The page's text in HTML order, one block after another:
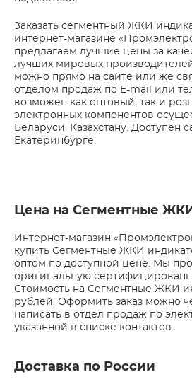
Заказать сегментный ЖКИ
интернет-магазине
предлагаем лучшие цены за
лучших мировых
можно прямо на сайте или же
отделом продаж по E-mail или
возможен как оптовый, так и
электронных компонентов
Беларуси, Казахстану. Доступен
Екатеринбурге.
Цена на Сегментные
Интернет-магазин
купить Сегментные ЖКИ
оптом по доступной цене. Мы
оригинальную
Стоимость на Сегментные ЖКИ
рублей. Оформить заказ можно
написать в отдел продаж по
указанной в списке контактов.
Доставка по России